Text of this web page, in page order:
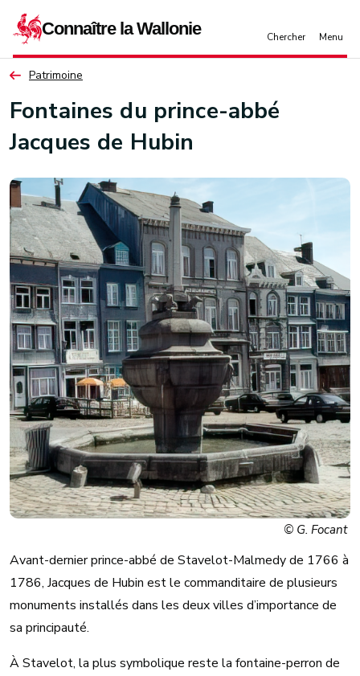
Patrimoine
Fontaines du prince-abbé
Jacques de Hubin
© G. Focant
Avant-dernier prince-abbé de Stavelot-Malmedy de 1766 à
1786, Jacques de Hubin est le commanditaire de plusieurs
monuments installés dans les deux villes d’importance de
sa principauté.
À Stavelot, la plus symbolique reste la fontaine-perron de